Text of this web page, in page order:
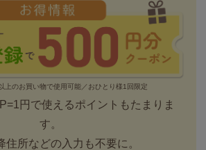
上のお買い物で使用可能／おひとり様1回限定
円で使えるポイントもたまりま
す。
住所などの入力も不要に。